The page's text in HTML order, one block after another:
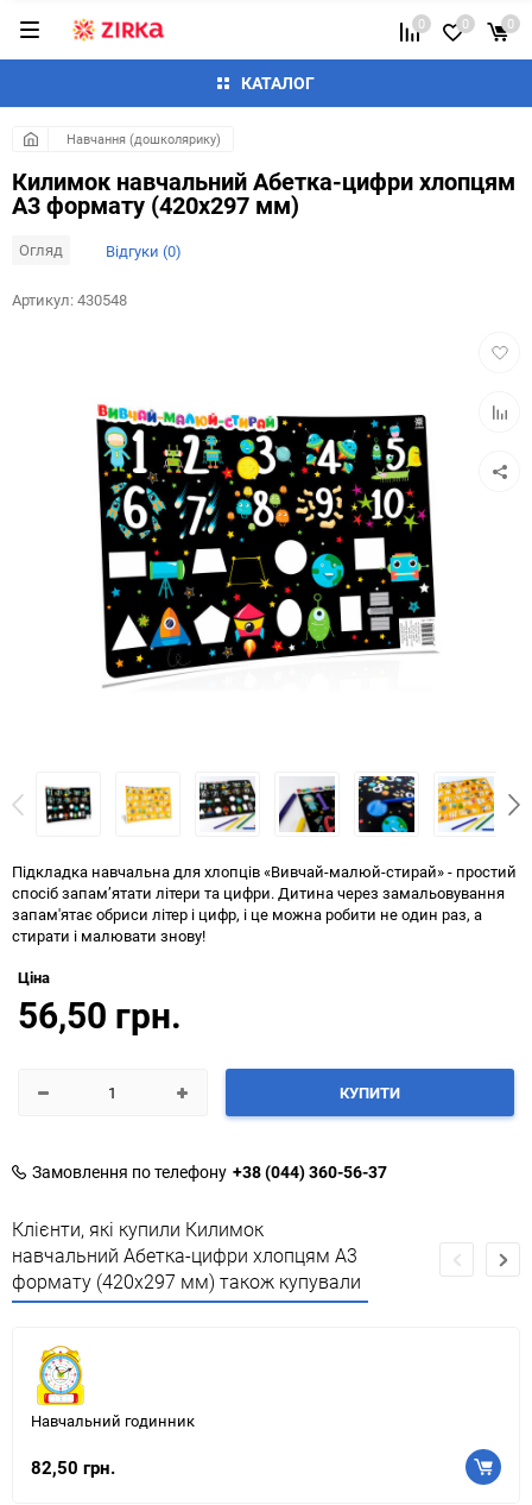
КАТАЛОГ
0 0 0
Навчання (дошколярику)
Килимок навчальний Абетка-цифри хлопцям
А3 формату (420х297 мм)
Огляд Відгуки (0)
до
Артикул:430548
Підкладка навчальна для хлопців «Вивчай-малюй-стирай» - простий
спосіб запам’ятати літери та цифри. Дитина через замальовування
запам'ятає обриси літер і цифр, і це можна робити не один раз, а
стирати і малювати знову!
Ціна
56,50 грн.
КУПИТИ
Замовлення по телефону +38 (044) 360-56-37
Клієнти, які купили Килимок
навчальний Абетка-цифри хлопцям А3
формату (420х297 мм) також купували
Навчальний годинник
82,50 грн.